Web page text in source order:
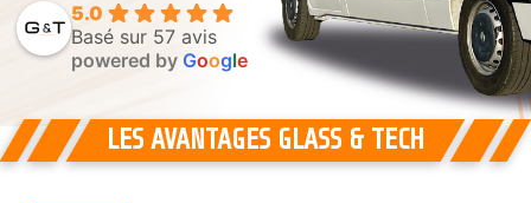
5.0
Basé sur 57 avis
powered by Google
LES AVANTAGES GLASS & TECH